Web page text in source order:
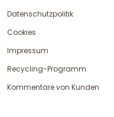
Datenschutzpolitik
Cookies
Impressum
Recycling-Programm
Kommentare von Kunden